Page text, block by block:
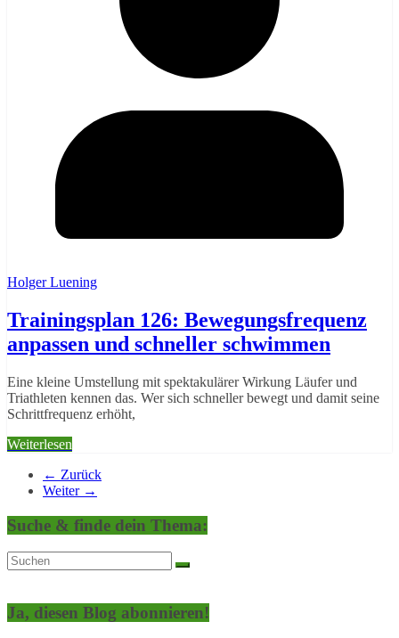
Holger Luening
Trainingsplan 126: Bewegungsfrequenz
anpassen und schneller schwimmen
Eine kleine Umstellung mit spektakulärer Wirkung Läufer und
Triathleten kennen das. Wer sich schneller bewegt und damit seine
Schrittfrequenz erhöht,
Weiterlesen
← Zurück
Weiter →
Suche & finde dein Thema:
Ja, diesen Blog abonnieren!